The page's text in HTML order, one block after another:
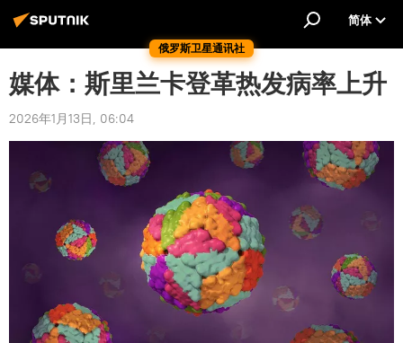
俄罗斯卫星通讯社
简体
媒体：斯里兰卡登革热发病率上升
2026年1月13日, 06:04